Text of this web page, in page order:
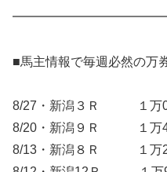
■馬主情報で毎週必然の万
8/27・新潟３Ｒ １万
8/20・新潟９Ｒ １万
8/13・新潟８Ｒ １万